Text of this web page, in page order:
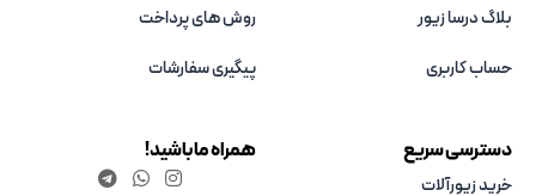
بلاگ درسا زیور
حساب کاربری
روش های پرداخت
پیگیری سفارشات
دسترسی سریع
خرید زیورآلات
همراه ما باشید!